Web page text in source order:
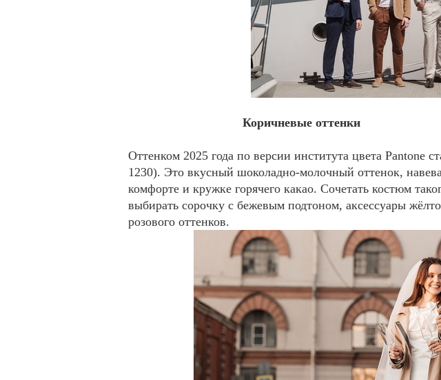
Коричневые оттенки
Оттенком 2025 года по версии института цвета Pantone
1230). Это вкусный шоколадно-молочный оттенок,
комфорте и кружке горячего какао. Сочетать костюм
выбирать сорочку с бежевым подтоном, аксессуары
розового оттенков.